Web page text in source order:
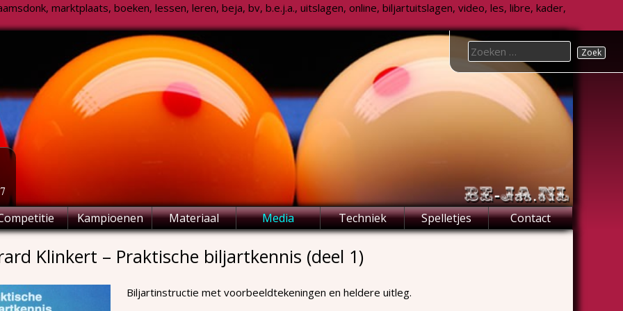
marktplaats, boeken, lessen, leren, beja, bv, b.e.j.a., uitslagen, online, biljartuitslagen, video, les, libre, kader,
Kampioenen Materiaal Media Techniek Spelletjes Contact
Search
for:
Klinkert – Praktische biljartkennis (deel 1)
Biljartinstructie met voorbeeldtekeningen en heldere uitleg.